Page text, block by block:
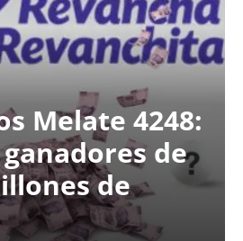
Melate 4248:
de
de